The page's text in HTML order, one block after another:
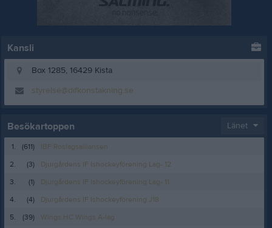
Kansli
Box 1285, 16429 Kista
styrelse@difkonstakning.se
Besökartoppen Länet
1. (611)
IBF Roslagsalliansen
2.
(3)
Djurgårdens IF Ishockeyförening Lag- 12
3.
(1)
Djurgårdens IF Ishockeyförening Lag- 11
4.
(4)
Djurgårdens IF Ishockeyförening J18
5.
(39) Wings HC Wings A-lag